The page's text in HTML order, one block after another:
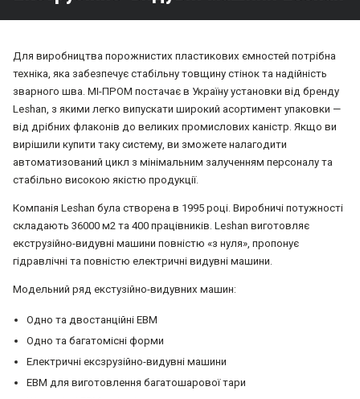
Для виробництва порожнистих пластикових ємностей потрібна
техніка, яка забезпечує стабільну товщину стінок та надійність
зварного шва. МІ-ПРОМ постачає в Україну установки від бренду
Leshan, з якими легко випускати широкий асортимент упаковки —
від дрібних флаконів до великих промислових каністр. Якщо ви
вирішили купити таку систему, ви зможете налагодити
автоматизований цикл з мінімальним залученням персоналу та
стабільно високою якістю продукції.
Компанія Leshan була створена в 1995 році. Виробничі потужності
складають 36000 м2 та 400 працівників. Leshan виготовляє
екструзійно-видувні машини повністю «з нуля», пропонує
гідравлічні та повністю електричні видувні машини.
Модельний ряд екстузійно-видувних машин:
Одно та двостанційні ЕВМ
Одно та багатомісні форми
Електричні ексзрузійно-видувні машини
ЕВМ для виготовлення багатошарової тари